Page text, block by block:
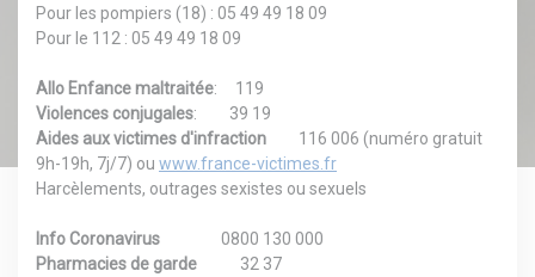
Pour les pompiers (18) : 05 49 49 18 09
Pour le 112 : 05 49 49 18 09
Allo Enfance maltraitée: 119
Violences conjugales: 39 19
Aides aux victimes d'infraction
116 006 (numéro gratuit
9h-19h, 7j/7) ou www.france-victimes.fr
Harcèlements, outrages sexistes ou sexuels
Info Coronavirus 0800 130 000
Pharmacies de garde 32 37